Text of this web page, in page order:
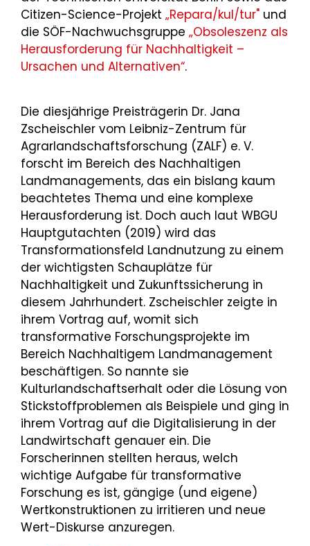
Citizen-Science-Projekt „Repara/kul/tur" und
die SÖF-Nachwuchsgruppe „Obsoleszenz als
Herausforderung für Nachhaltigkeit –
Ursachen und Alternativen“.
Die diesjährige Preisträgerin Dr. Jana
Zscheischler vom Leibniz-Zentrum für
Agrarlandschaftsforschung (ZALF) e. V.
forscht im Bereich des Nachhaltigen
Landmanagements, das ein bislang kaum
beachtetes Thema und eine komplexe
Herausforderung ist. Doch auch laut WBGU
Hauptgutachten (2019) wird das
Transformationsfeld Landnutzung zu einem
der wichtigsten Schauplätze für
Nachhaltigkeit und Zukunftssicherung in
diesem Jahrhundert. Zscheischler zeigte in
ihrem Vortrag auf, womit sich
transformative Forschungsprojekte im
Bereich Nachhaltigem Landmanagement
beschäftigen. So nannte sie
Kulturlandschaftserhalt oder die Lösung von
Stickstoffproblemen als Beispiele und ging in
ihrem Vortrag auf die Digitalisierung in der
Landwirtschaft genauer ein. Die
Forscherinnen stellten heraus, welch
wichtige Aufgabe für transformative
Forschung es ist, gängige (und eigene)
Wertkonstruktionen zu irritieren und neue
Wert-Diskurse anzuregen.